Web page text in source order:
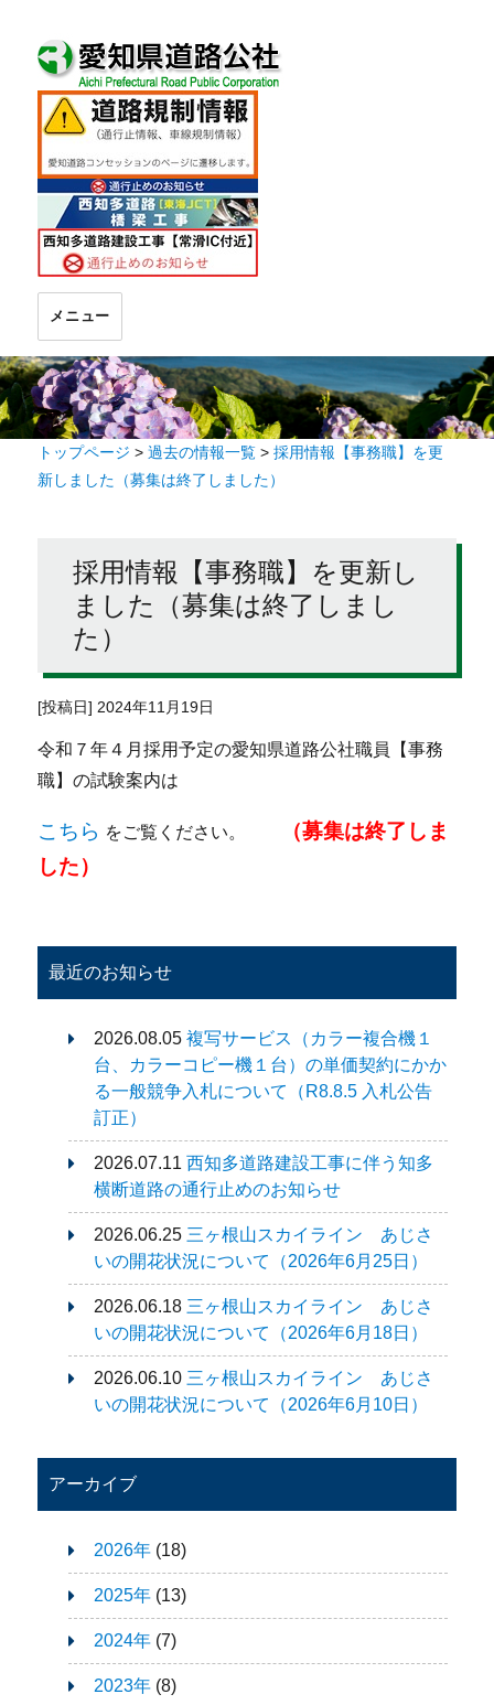
メニュー
トップページ >過去の情報一覧 >採用情報【事務職】を更
新しました（募集は終了しました）
採用情報【事務職】を更新し
ました（募集は終了しまし
た）
[投稿日] 2024年11月19日
令和７年４月採用予定の愛知県道路公社職員【事務
職】の試験案内は
こちら をご覧ください。 （募集は終了しま
した）
最近のお知らせ
2026.08.05 複写サービス（カラー複合機１
台、カラーコピー機１台）の単価契約にかか
る一般競争入札について（R8.8.5 入札公告
訂正）
2026.07.11 西知多道路建設工事に伴う知多
横断道路の通行止めのお知らせ
2026.06.25 三ヶ根山スカイライン あじさ
いの開花状況について（2026年6月25日）
2026.06.18 三ヶ根山スカイライン あじさ
いの開花状況について（2026年6月18日）
2026.06.10 三ヶ根山スカイライン あじさ
いの開花状況について（2026年6月10日）
アーカイブ
2026年(18)
2025年(13)
2024年(7)
2023年(8)